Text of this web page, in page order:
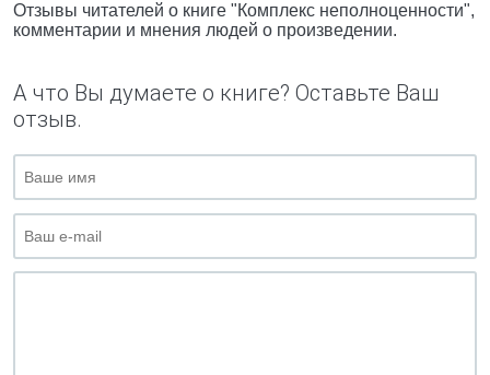
Отзывы читателей о книге "Комплекс неполноценности",
комментарии и мнения людей о произведении.
А что Вы думаете о книге? Оставьте Ваш
отзыв.